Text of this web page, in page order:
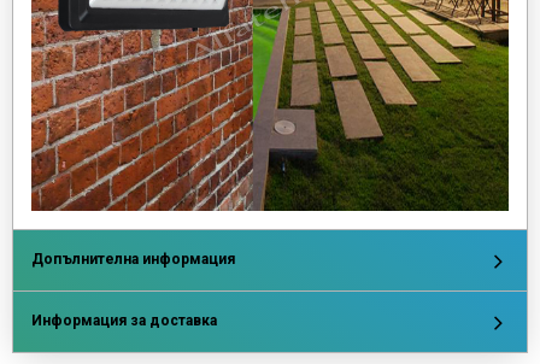
Допълнителна информация
Информация за доставка